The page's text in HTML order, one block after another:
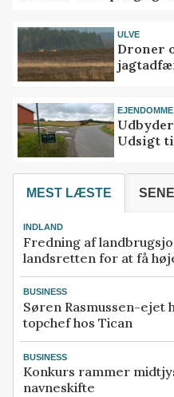
ULVE
Droner
EJENDOMME
Udsigt
MEST LÆSTE
INDLAND
Fredning af
landsretten for at få
BUSINESS
Søren Rasmussen-ejet
topchef hos Tican
BUSINESS
Konkurs rammer
navneskifte